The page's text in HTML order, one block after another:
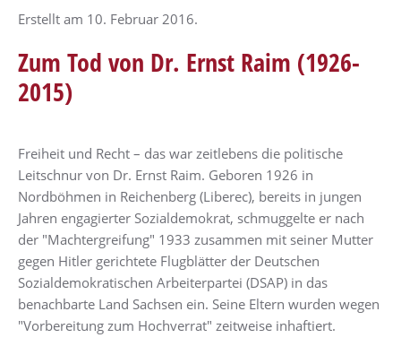
Erstellt am 10. Februar 2016.
Zum Tod von Dr. Ernst Raim (1926-
2015)
Freiheit und Recht – das war zeitlebens die politische
Leitschnur von Dr. Ernst Raim. Geboren 1926 in
Nordböhmen in Reichenberg (Liberec), bereits in jungen
Jahren engagierter Sozialdemokrat, schmuggelte er nach
der "Machtergreifung" 1933 zusammen mit seiner Mutter
gegen Hitler gerichtete Flugblätter der Deutschen
Sozialdemokratischen Arbeiterpartei (DSAP) in das
benachbarte Land Sachsen ein. Seine Eltern wurden wegen
"Vorbereitung zum Hochverrat" zeitweise inhaftiert.